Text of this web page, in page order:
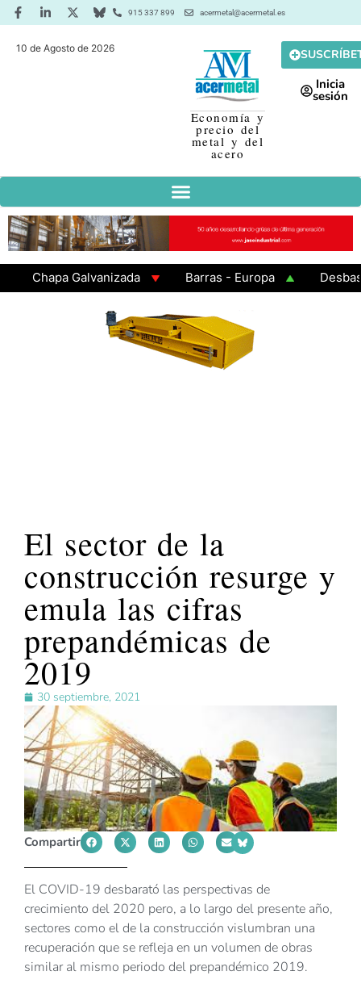
915 337 899 acermetal@acermetal.es
10 de Agosto de 2026
Economía y
precio del
metal y del
acero
Inicia
sesión
Chapa Galvanizada Barras - Europa
Desbaste
El sector de la
construcción resurge y
emula las cifras
prepandémicas de
2019
30 septiembre, 2021
Compartir
El COVID-19 desbarató las perspectivas de
crecimiento del 2020 pero, a lo largo del presente año,
sectores como el de la construcción vislumbran una
recuperación que se refleja en un volumen de obras
similar al mismo periodo del prepandémico 2019.